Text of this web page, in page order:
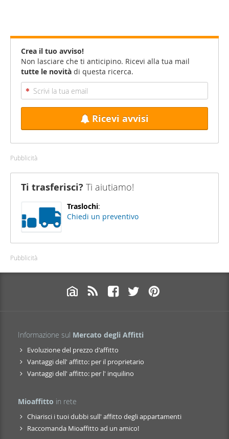
Crea il tuo avviso!
Non lasciare che ti anticipino. Ricevi alla tua mail
tutte le novità di questa ricerca.
Ricevi avvisi
Pubblicità
Ti trasferisci? Ti aiutiamo!
Traslochi:
Chiedi un preventivo
Pubblicità
Informazione sul Mercato degli Affitti
Evoluzione del prezzo d'affitto
Vantaggi dell' affitto: per il proprietario
Vantaggi dell' affitto: per l' inquilino
Mioaffitto in rete
Chiarisci i tuoi dubbi sull' affitto degli appartamenti
Raccomanda Mioaffitto ad un amico!